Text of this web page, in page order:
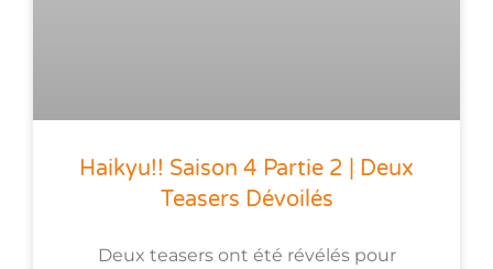
Haikyu!! Saison 4 Partie 2 | Deux
Teasers Dévoilés
Deux teasers ont été révélés pour